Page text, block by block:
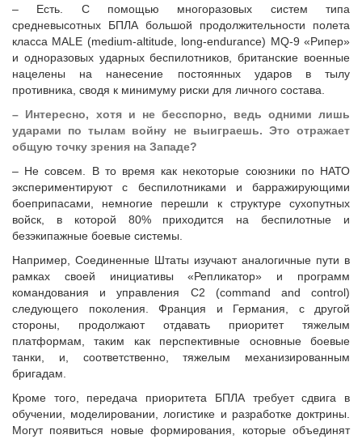
– Есть. С помощью многоразовых систем типа
средневысотных БПЛА большой продолжительности полета
класса MALE (medium-altitude, long-endurance) MQ-9 «Рипер»
и одноразовых ударных беспилотников, британские военные
нацелены на нанесение постоянных ударов в тылу
противника, сводя к минимуму риски для личного состава.
–​ Интересно, хотя и не бесспорно, ведь одними лишь
ударами по тылам войну не выиграешь. Это отражает
общую точку зрения на Западе?
– Не совсем. В то время как некоторые союзники по НАТО
экспериментируют с беспилотниками и барражирующими
боеприпасами, немногие перешли к структуре сухопутных
войск, в которой 80% приходится на беспилотные и
безэкипажные боевые системы.
Например, Соединенные Штаты изучают аналогичные пути в
рамках своей инициативы «Репликатор» и программ
командования и управления C2 (command and control)
следующего поколения. Франция и Германия, с другой
стороны, продолжают отдавать приоритет тяжелым
платформам, таким как перспективные основные боевые
танки, и, соответственно, тяжелым механизированным
бригадам.
Кроме того, передача приоритета БПЛА требует сдвига в
обучении, моделировании, логистике и разработке доктрины.
Могут появиться новые формирования, которые объединят